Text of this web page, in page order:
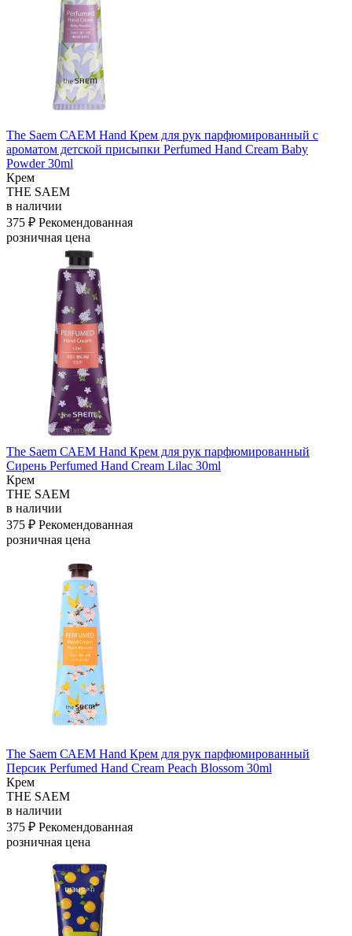
The Saem САЕМ Hand Крем для рук парфюмированный с
ароматом детской присыпки Perfumed Hand Cream Baby
Powder 30ml
Крем
THE SAEM
в наличии
375 ₽ Рекомендованная
розничная цена
The Saem САЕМ Hand Крем для рук парфюмированный
Сирень Perfumed Hand Cream Lilac 30ml
Крем
THE SAEM
в наличии
375 ₽ Рекомендованная
розничная цена
The Saem САЕМ Hand Крем для рук парфюмированный
Персик Perfumed Hand Cream Peach Blossom 30ml
Крем
THE SAEM
в наличии
375 ₽ Рекомендованная
розничная цена